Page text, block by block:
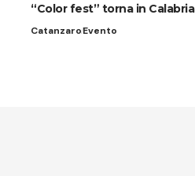
“Color fest” torna in Calabria
CatanzaroEvento